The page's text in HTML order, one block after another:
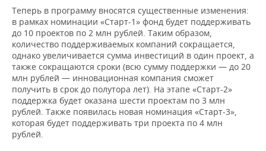
Теперь в программу вносятся существенные изменения:
в рамках номинации «Старт-1» фонд будет поддерживать
до 10 проектов по 2 млн рублей. Таким образом,
количество поддерживаемых компаний сокращается,
однако увеличивается сумма инвестиций в один проект, а
также сокращаются сроки (всю сумму поддержки — до 20
млн рублей — инновационная компания сможет
получить в срок до полутора лет). На этапе «Старт-2»
поддержка будет оказана шести проектам по 3 млн
рублей. Также появилась новая номинация «Старт-3»,
которая будет поддерживать три проекта по 4 млн
рублей.